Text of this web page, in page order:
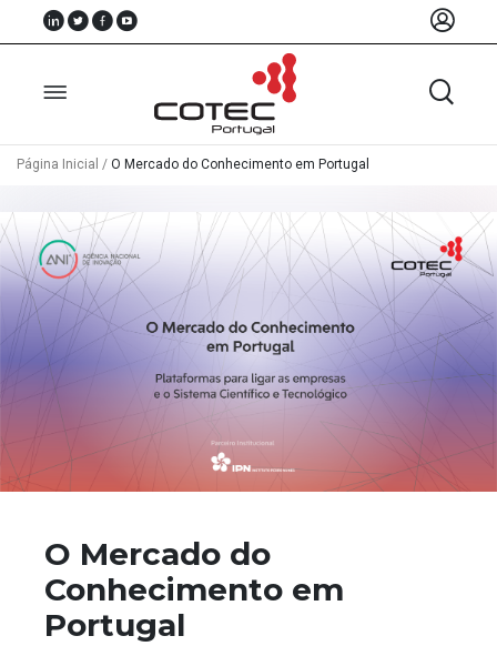
Sobre
Nós
Associados
Recursos
Notícias
Eventos
Projectos
Página Inicial / O Mercado do Conhecimento em Portugal
O Mercado do
Conhecimento em
Portugal